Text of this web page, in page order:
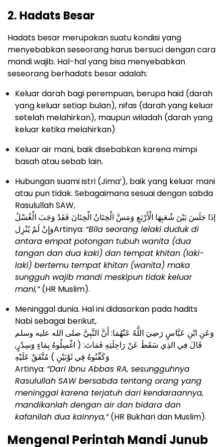
2. Hadats Besar
Hadats besar merupakan suatu kondisi yang
menyebabkan seseorang harus bersuci dengan cara
mandi wajib. Hal-hal yang bisa menyebabkan
seseorang berhadats besar adalah:
Keluar darah bagi perempuan, berupa haid (darah
yang keluar setiap bulan), nifas (darah yang keluar
setelah melahirkan), maupun wiladah (darah yang
keluar ketika melahirkan)
Keluar air mani, baik disebabkan karena mimpi
basah atau sebab lain.
Hubungan suami istri (Jima’), baik yang keluar mani
atau pun tidak. Sebagaimana sesuai dengan sabda
Rasulullah SAW,
إذَا جَلَسَ بَيْنَ شُعَبِهَا الْأَرْبَعِ وَمَسَّ الْخِتَانُ الْخِتَانَ فَقَدْ وَجَبَ الْغُسْلُ
وَإِنْ لَمْ يُنْزِلArtinya: “Bila seorang lelaki duduk di
antara empat potongan tubuh wanita (dua
tangan dan dua kaki) dan tempat khitan (laki-
laki) bertemu tempat khitan (wanita) maka
sungguh wajib mandi meskipun tidak keluar
mani,”(HR Muslim).
Meninggal dunia. Hal ini didasarkan pada hadits
Nabi sebagai berikut,
وَعَنِ ابْنِ عَبَّاسٍ رَضِيَ اللَّهُ عَنْهُمَا: أَنَّ النَّبِيَّ صلى الله عليه وسلم
قَالَ فِي الذِي سَقَطَ عَنْ رَاحِلَتِهِ فَمَاتَ: ( اغْسِلُوهُ بِمَاءٍ وَسِدْرٍ,
وَكَفِّنُوهُ فِي ثَوْبَيْنِ ) مُتَّفَقٌ عَلَيْهِ
Artinya: “Dari Ibnu Abbas RA, sesungguhnya
Rasulullah SAW bersabda tentang orang yang
meninggal karena terjatuh dari kendaraannya,
mandikanlah dengan air dan bidara dan
kafanilah dua kainnya,”(HR Bukhari dan Muslim).
Mengenal Perintah Mandi Junub